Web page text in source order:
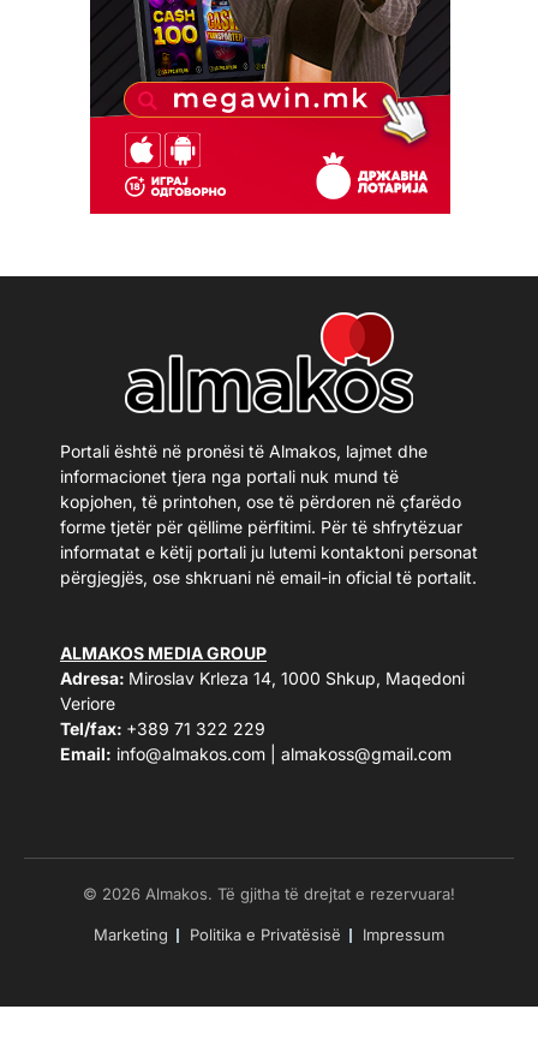
Portali është në pronësi të Almakos, lajmet dhe
informacionet tjera nga portali nuk mund të
kopjohen, të printohen, ose të përdoren në çfarëdo
forme tjetër për qëllime përfitimi. Për të shfrytëzuar
informatat e këtij portali ju lutemi kontaktoni personat
përgjegjës, ose shkruani në email-in oficial të portalit.
ALMAKOS MEDIA GROUP
Adresa: Miroslav Krleza 14, 1000 Shkup, Maqedoni
Veriore
Tel/fax: +389 71 322 229
Email: info@almakos.com almakoss@gmail.com
© 2026 Almakos. Të gjitha të drejtat e rezervuara!
Marketing Politika e Privatësisë Impressum